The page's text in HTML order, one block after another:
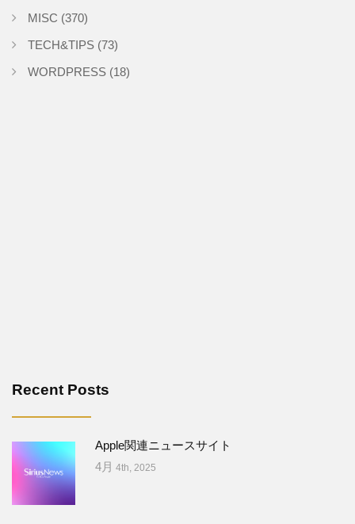
MISC (370)
TECH&TIPS (73)
WORDPRESS (18)
Recent Posts
Apple関連ニュースサイト
4月 4th, 2025